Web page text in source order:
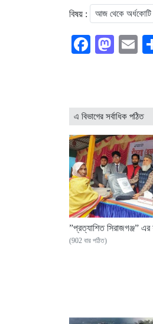
বিষয় : আজ থেকে অর্ধকোটি
এ বিভাগের সর্বাধিক পঠিত
”প্রত্যাশিত সিরাজগঞ্জ” এর
(902 বার পঠিত)